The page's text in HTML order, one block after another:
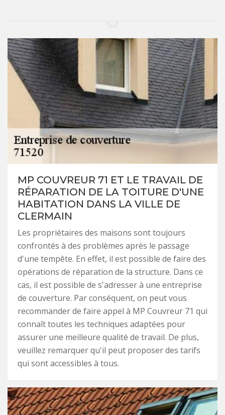
MP COUVREUR 71 ET LE TRAVAIL DE
RÉPARATION DE LA TOITURE D'UNE
HABITATION DANS LA VILLE DE
CLERMAIN
Les propriétaires des maisons sont toujours
confrontés à des problèmes après le passage
d'une tempête. En effet, il est possible de faire des
opérations de réparation de la structure. Dans ce
cas, il est possible de s'adresser à une entreprise
de couverture. Par conséquent, on peut vous
recommander de faire appel à MP Couvreur 71 qui
connaît toutes les techniques adaptées pour
assurer une meilleure qualité de travail. De plus,
veuillez remarquer qu'il peut proposer des tarifs
qui sont accessibles à tous.